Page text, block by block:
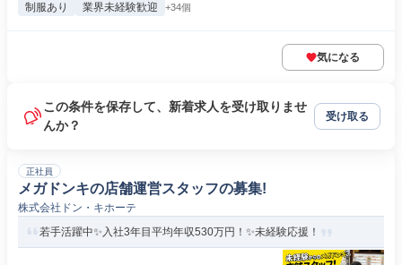
制服あり 業界未経験歓迎 +34個
気になる
この条件を保存して、新着求人を受け取りませ
んか？
受け取る
正社員
メガドンキの店舗運営スタッフの募集!
株式会社ドン・キホーテ
若手活躍中✨入社3年目平均年収530万円！✨未経験応援！